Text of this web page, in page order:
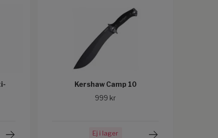
Kershaw Camp 10
999 kr
Ej i lager